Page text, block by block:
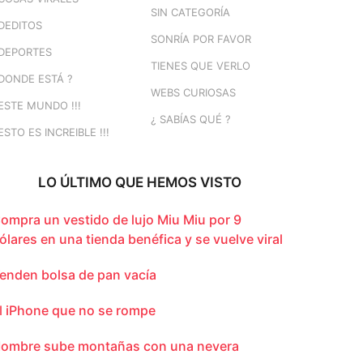
ESTÁ ?
MUNDO !!!
ES INCREIBLE !!!
SIN CATEGORÍA
SONRÍA POR FAVOR
TIENES QUE VERLO
WEBS CURIOSAS
¿ SABÍAS QUÉ ?
LO ÚLTIMO QUE HEMOS VISTO
un vestido de lujo Miu Miu por 9
en una tienda benéfica y se vuelve viral
bolsa de pan vacía
iPhone que no se rompe
sube montañas con una nevera